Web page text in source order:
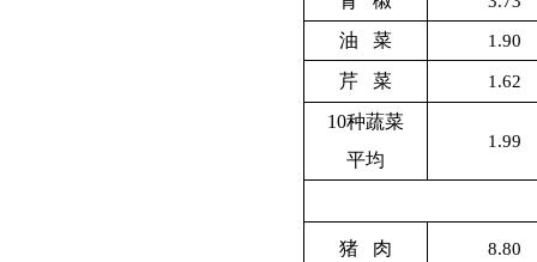
油 菜 1.90
芹 菜 1.62
10种蔬菜
平均
1.99
猪 肉 8.80